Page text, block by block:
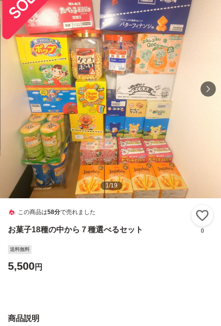
1/19
この商品は58分で売れました
お菓子18種の中から７種選べるセット 0
送料無料
5,500円
商品説明